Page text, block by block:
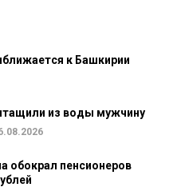
к Башкирии
из воды мужчину
обокрал пенсионеров